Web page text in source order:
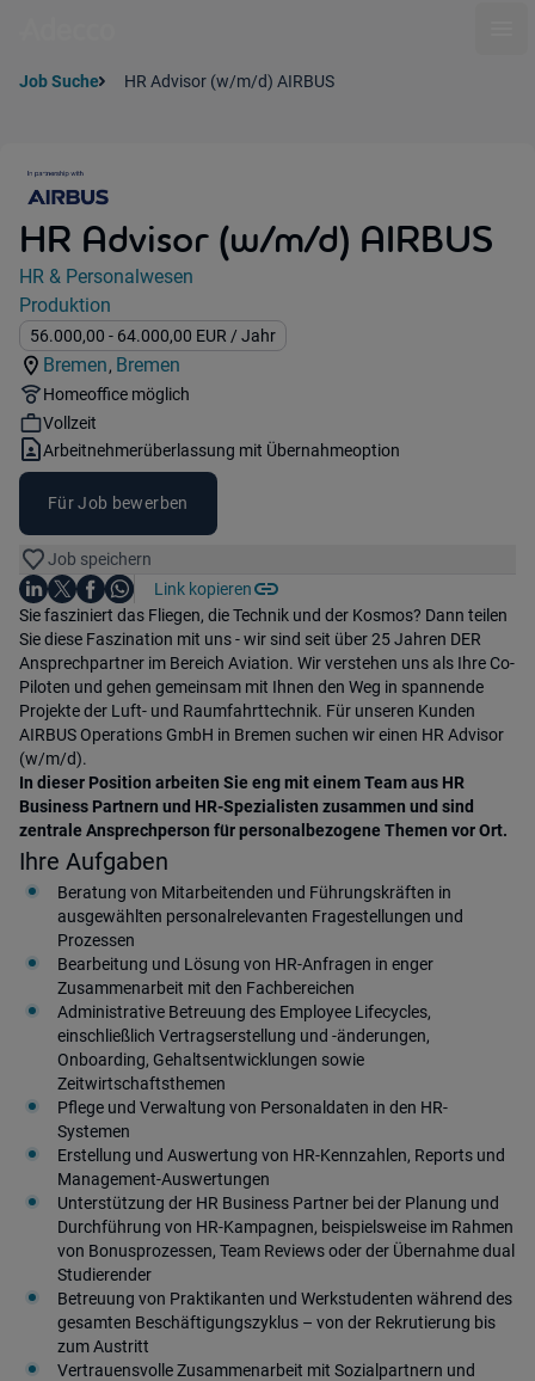
Job Suche HR Advisor (w/m/d) AIRBUS
HR Advisor (w/m/d) AIRBUS
Jobdetails
Kategorie:
HR & Personalwesen
Industry:
Produktion
Gehalt:
56.000,00 - 64.000,00 EUR / Jahr
Standorte:
Bremen,
Region:
Bremen
Remote Option:
Homeoffice möglich
Workhours:
Vollzeit
Vertragsart:
Arbeitnehmerüberlassung mit Übernahmeoption
Für Job bewerben
Job speichern
Teile diesen Job
Auf LinkedIn teilen
Auf X teilen
Auf Facebook teilen
Auf WhatsApp teilen
Link kopieren
Einleitung
Sie fasziniert das Fliegen, die Technik und der Kosmos? Dann teilen
Sie diese Faszination mit uns - wir sind seit über 25 Jahren DER
Ansprechpartner im Bereich Aviation. Wir verstehen uns als Ihre Co-
Piloten und gehen gemeinsam mit Ihnen den Weg in spannende
Projekte der Luft- und Raumfahrttechnik. Für unseren Kunden
AIRBUS Operations GmbH in Bremen suchen wir einen HR Advisor
(w/m/d).
In dieser Position arbeiten Sie eng mit einem Team aus HR
Business Partnern und HR-Spezialisten zusammen und sind
zentrale Ansprechperson für personalbezogene Themen vor Ort.
Ihre Aufgaben
Beratung von Mitarbeitenden und Führungskräften in
ausgewählten personalrelevanten Fragestellungen und
Prozessen
Bearbeitung und Lösung von HR-Anfragen in enger
Zusammenarbeit mit den Fachbereichen
Administrative Betreuung des Employee Lifecycles,
einschließlich Vertragserstellung und -änderungen,
Onboarding, Gehaltsentwicklungen sowie
Zeitwirtschaftsthemen
Pflege und Verwaltung von Personaldaten in den HR-
Systemen
Erstellung und Auswertung von HR-Kennzahlen, Reports und
Management-Auswertungen
Unterstützung der HR Business Partner bei der Planung und
Durchführung von HR-Kampagnen, beispielsweise im Rahmen
von Bonusprozessen, Team Reviews oder der Übernahme dual
Studierender
Betreuung von Praktikanten und Werkstudenten während des
gesamten Beschäftigungszyklus – von der Rekrutierung bis
zum Austritt
Vertrauensvolle Zusammenarbeit mit Sozialpartnern und